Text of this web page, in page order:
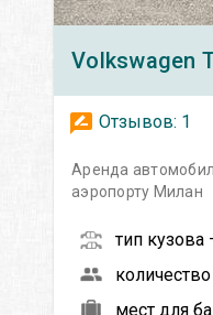
Volkswagen
Отзывов: 1
Аренда
аэропорту Милан
тип кузова
мест для